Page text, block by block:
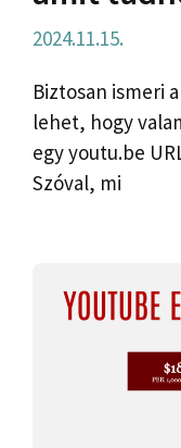
2024.11.15.
Biztosan ismeri
lehet, hogy
egy youtu.be
Szóval, mi